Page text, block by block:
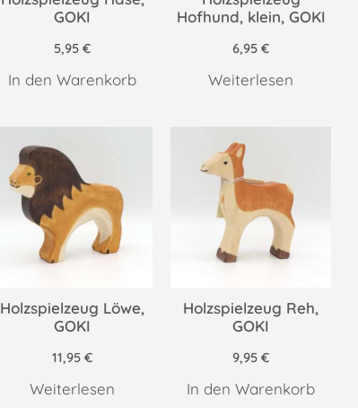
GOKI
5,95€
In den Warenkorb
Hofhund, klein, GOKI
6,95€
Weiterlesen
Holzspielzeug Löwe,
GOKI
11,95€
Weiterlesen
Holzspielzeug Reh,
GOKI
9,95€
In den Warenkorb